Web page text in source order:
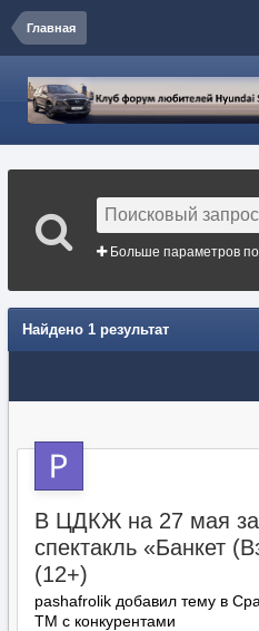
Главная
Больше параметров
Найдено 1 результат
В ЦДКЖ на 27 мая
спектакль «Банкет
(12+)
pashafrolik добавил тему в
TM с конкурентами